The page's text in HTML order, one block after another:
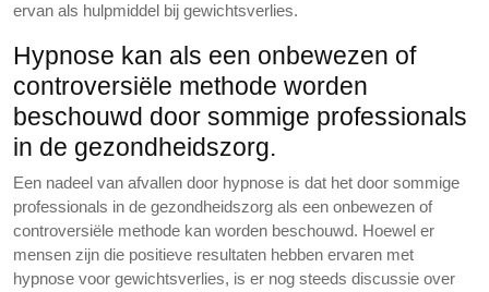
ervan als hulpmiddel bij gewichtsverlies.
Hypnose kan als een onbewezen of
controversiële methode worden
beschouwd door sommige professionals
in de gezondheidszorg.
Een nadeel van afvallen door hypnose is dat het door sommige
professionals in de gezondheidszorg als een onbewezen of
controversiële methode kan worden beschouwd. Hoewel er
mensen zijn die positieve resultaten hebben ervaren met
hypnose voor gewichtsverlies, is er nog steeds discussie over